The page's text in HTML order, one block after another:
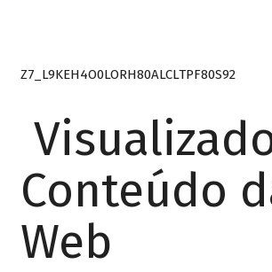
Z7_L9KEH4O0LORH80ALCLTPF80S92
Conteúdo
Web